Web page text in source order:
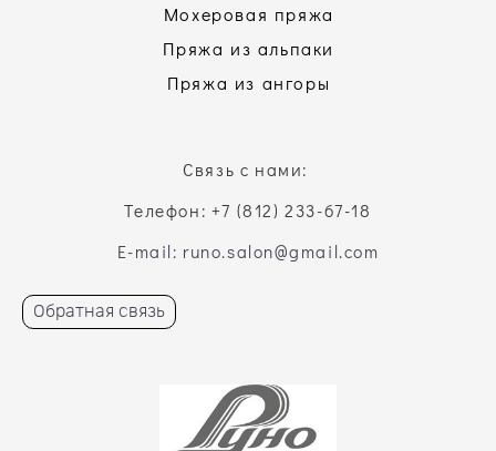
Мохеровая пряжа
Пряжа из альпаки
Пряжа из ангоры
Связь с нами:
Телефон: +7 (812) 233-67-18
E-mail: runo.salon@gmail.com
Обратная связь